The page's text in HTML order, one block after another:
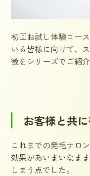
初回お試し体験コー
いる皆様に向けて、
徴をシリーズでご紹
お客様と共
これまでの発毛サロ
効果があいまいなま
しまう点でした。